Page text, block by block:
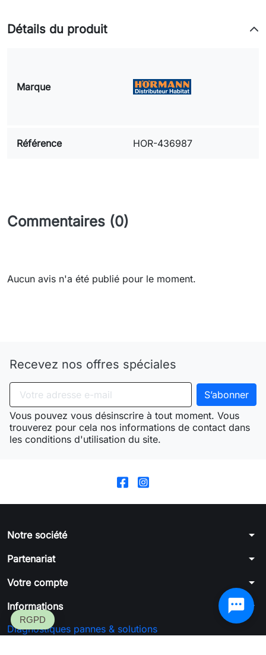
Détails du produit
Marque
Référence HOR-436987
Commentaires (0)
Aucun avis n'a été publié pour le moment.
Recevez nos offres spéciales
Vous pouvez vous désinscrire à tout moment. Vous
trouverez pour cela nos informations de contact dans
les conditions d'utilisation du site.
Notre société arrow_drop_down
Partenariat arrow_drop_down
Votre compte arrow_drop_down
Informations arrow_drop_down
Diagnostiques pannes & solutions